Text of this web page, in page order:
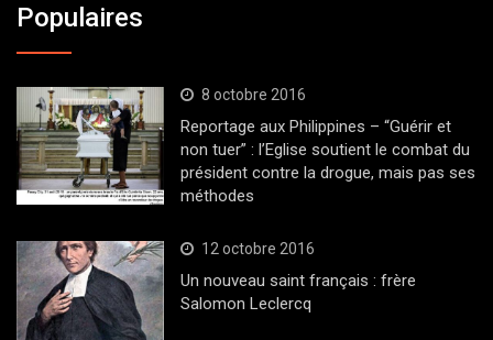
Populaires
8 octobre 2016
Reportage aux Philippines – “Guérir et
non tuer” : l’Eglise soutient le combat du
président contre la drogue, mais pas ses
méthodes
12 octobre 2016
Un nouveau saint français : frère
Salomon Leclercq